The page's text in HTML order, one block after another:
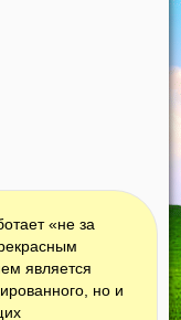
«не за
является
но и